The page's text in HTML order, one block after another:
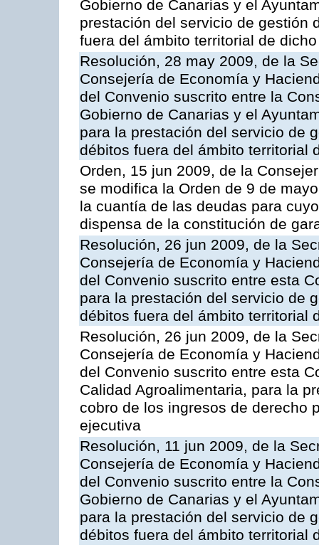
Gobierno de Canarias y el
prestación del servicio de gestión
fuera del ámbito territorial de
Resolución, 28 may 2009, de la
Consejería de Economía y
del Convenio suscrito entre la
Gobierno de Canarias y el
para la prestación del servicio de
débitos fuera del ámbito territorial
Orden, 15 jun 2009, de la
se modifica la Orden de 9 de
la cuantía de las deudas para
dispensa de la constitución de
Resolución, 26 jun 2009, de la
Consejería de Economía y
del Convenio suscrito entre esta
para la prestación del servicio de
débitos fuera del ámbito territorial
Resolución, 26 jun 2009, de la
Consejería de Economía y
del Convenio suscrito entre esta
Calidad Agroalimentaria, para la
cobro de los ingresos de derecho
ejecutiva
Resolución, 11 jun 2009, de la
Consejería de Economía y
del Convenio suscrito entre la
Gobierno de Canarias y el
para la prestación del servicio de
débitos fuera del ámbito territorial